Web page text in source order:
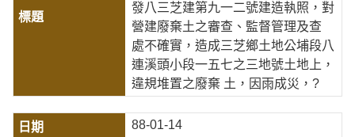
發八三芝建第九一二號建造執照，對
營建廢棄土之審查、監督管理及查
處不確實，造成三芝鄉土地公埔段八
連溪頭小段一五七之三地號土地上，
違規堆置之廢棄 土，因雨成災，?
88-01-14